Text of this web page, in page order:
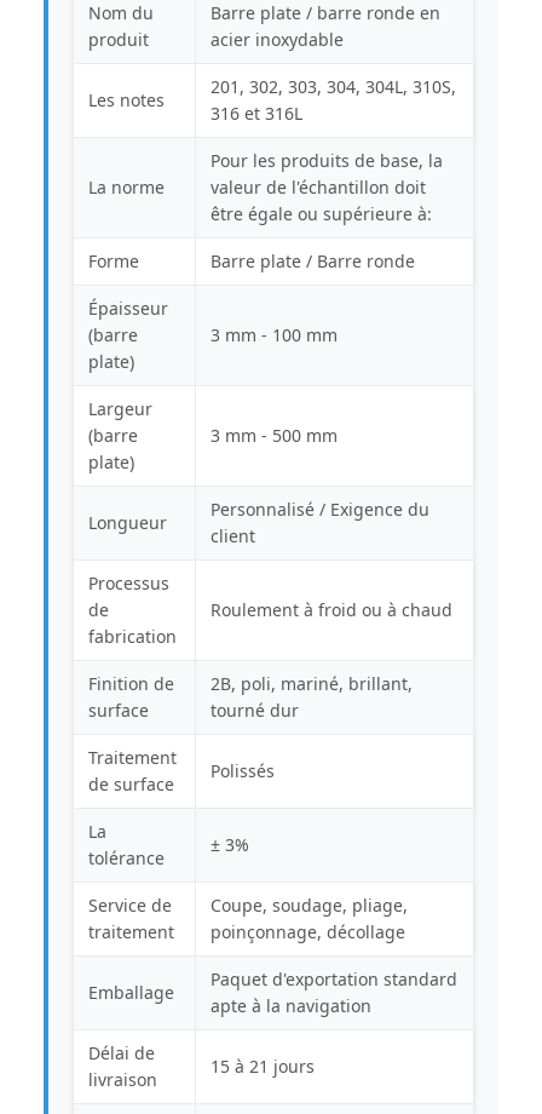
Nom du
produit
Barre plate / barre ronde en
acier inoxydable
Les notes
201, 302, 303, 304, 304L, 310S,
316 et 316L
La norme
Pour les produits de base, la
valeur de l'échantillon doit
être égale ou supérieure à:
Forme Barre plate / Barre ronde
Épaisseur
(barre
plate)
3 mm - 100 mm
Largeur
(barre
plate)
3 mm - 500 mm
Longueur
Personnalisé / Exigence du
client
Processus
de
fabrication
Roulement à froid ou à chaud
Finition de
surface
2B, poli, mariné, brillant,
tourné dur
Traitement
de surface
Polissés
La
tolérance
± 3%
Service de
traitement
Coupe, soudage, pliage,
poinçonnage, décollage
Emballage
Paquet d'exportation standard
apte à la navigation
Délai de
livraison
15 à 21 jours